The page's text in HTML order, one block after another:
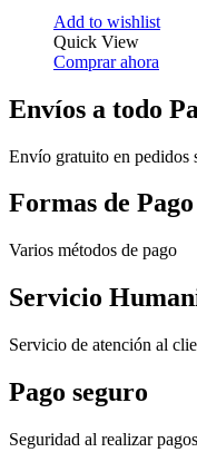
Add to wishlist
Quick View
Comprar ahora
Envíos a todo
Envío gratuito en pedidos
Formas de Pago
Varios métodos de pago
Servicio
Servicio de atención al
Pago seguro
Seguridad al realizar pagos